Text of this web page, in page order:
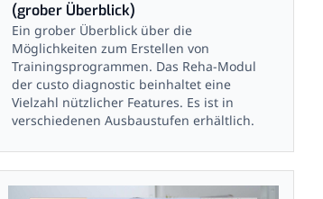
(grober Überblick)
Ein grober Überblick über die
Möglichkeiten zum Erstellen von
Trainingsprogrammen. Das Reha-Modul
der custo diagnostic beinhaltet eine
Vielzahl nützlicher Features. Es ist in
verschiedenen Ausbaustufen erhältlich.